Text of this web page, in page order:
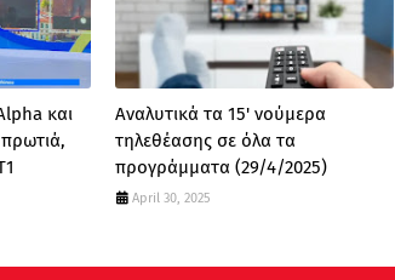
και
πρωτιά,
Αναλυτικά τα 15' νούμερα
τηλεθέασης σε όλα τα
προγράμματα (29/4/2025)
April 30, 2025